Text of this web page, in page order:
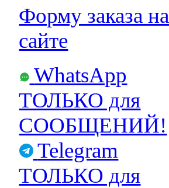
Форму заказа на
сайте
WhatsApp
ТОЛЬКО для
СООБЩЕНИЙ!
Telegram
ТОЛЬКО для